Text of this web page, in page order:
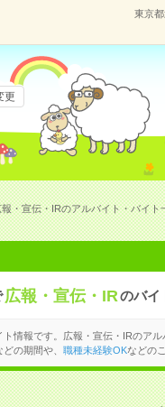
東京
更
・宣伝・IRのアルバイト・バイト
広報・宣伝・IRのバイ
情報です。広報・宣伝・IRのアル
どの期間や、 職種未経験OKなどの